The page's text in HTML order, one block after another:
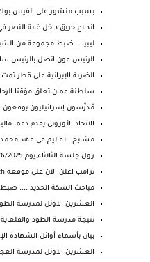
بسبب منشور على الفيس بوك
اندلاع حريق داخل غابة
ليبيا .. ضبط مجموعة من
الرئيس عون اتصل بالرئيس
الضربة الإيرانية على قطر
سلطنة عمان تعلق مؤقتا
مُدرِّسون إسرائيليون يوقعون
الاتحاد الأوروبي يقدم دعما
مشايخ الاقاليم في عهد محمد
رول جلسة الثلاثاء يوم 24/6/2025 صحة توقيع محكمة جر...
ترامب اعلن الآن على موقعه Truth نهاية الحرب بين اي...
مباحث السكة الحديد .... ضبط شاب
العشرين الاوئل لمدرسة
نتيجة مدرسة الطود
بيان بأسماء أوائل الشهادة
العشرين الاوئل لمدرسة